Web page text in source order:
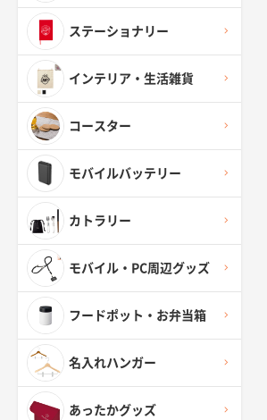
ステーショナリー
インテリア・生活雑貨
コースター
モバイルバッテリー
カトラリー
モバイル・PC周辺グッズ
フードポット・お弁当箱
名入れハンガー
あったかグッズ